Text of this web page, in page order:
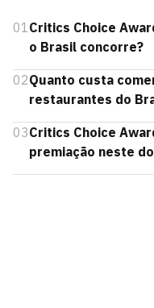
01Critics Choice
o Brasil concorre?
02Quanto custa
restaurantes do
03Critics Choice
premiação neste